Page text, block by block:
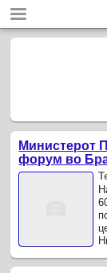
Министерот
форум во